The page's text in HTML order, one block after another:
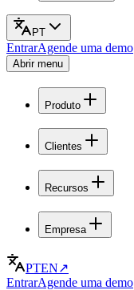
PT
EntrarAgende uma demo
Abrir menu
Produto
Clientes
Recursos
Empresa
PTEN↗
EntrarAgende uma demo